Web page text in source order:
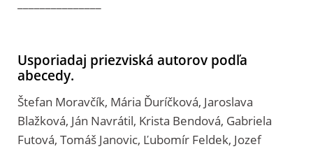
Usporiadaj priezviská autorov podľa
abecedy.
Štefan Moravčík, Mária Ďuríčková, Jaroslava
Blažková, Ján Navrátil, Krista Bendová, Gabriela
Futová, Tomáš Janovic, Ľubomír Feldek, Jozef